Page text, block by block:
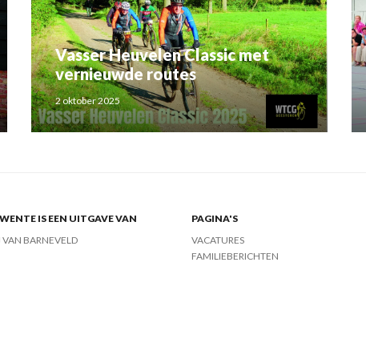
Vasser Heuvelen Classic met
vernieuwde routes
2 oktober 2025
IS EEN UITGAVE VAN
VAN BARNEVELD
PAGINA'S
VACATURES
FAMILIEBERICHTEN